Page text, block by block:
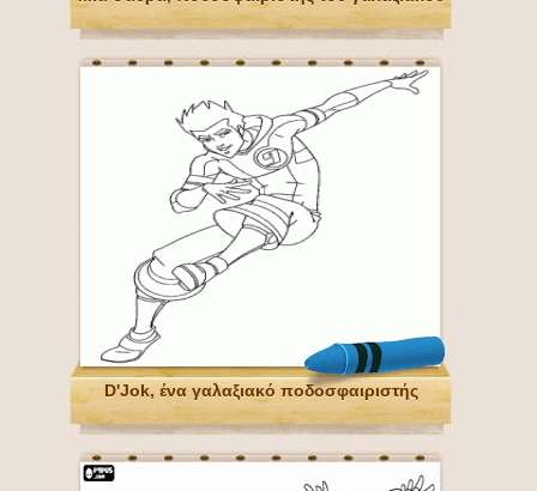
D'Jok, ένα γαλαξιακό ποδοσφαιριστής